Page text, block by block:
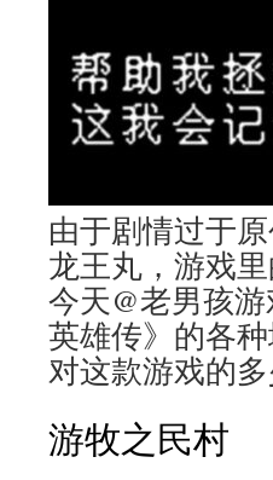
由于剧情过于
龙王丸，游戏
今天@老男孩
英雄传》的各
对这款游戏的
游牧之民村